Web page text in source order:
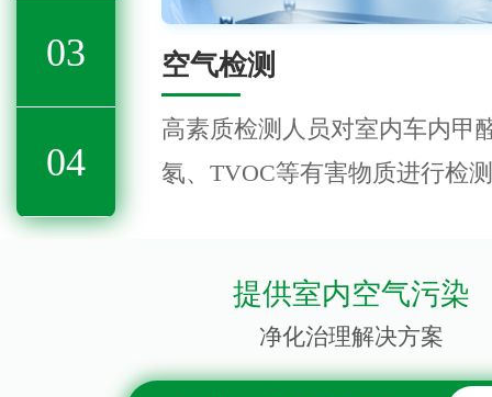
空气检测
高素质检测人员对室内车内甲
氡、TVOC等有害物质进行检
03
04
提供室内空气污染
净化治理解决方案